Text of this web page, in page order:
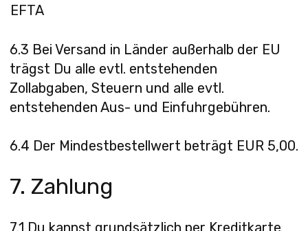
EFTA
6.3 Bei Versand in Länder außerhalb der EU
trägst Du alle evtl. entstehenden
Zollabgaben, Steuern und alle evtl.
entstehenden Aus- und Einfuhrgebühren.
6.4 Der Mindestbestellwert beträgt EUR 5,00.
7. Zahlung
7.1 Du kannst grundsätzlich per Kreditkarte,